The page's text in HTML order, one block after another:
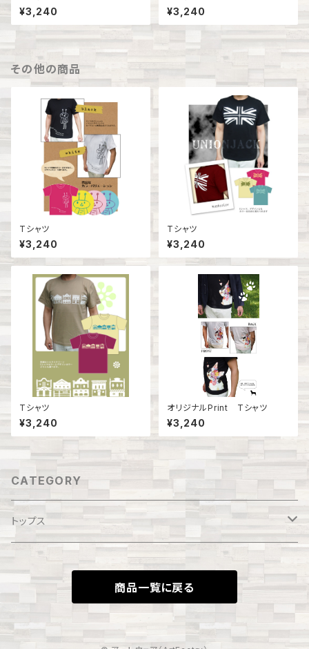
¥3,240 ¥3,240
その他の商品
Tシャツ
¥3,240
Tシャツ
¥3,240
Tシャツ
¥3,240
オリジナルPrint Tシャツ
¥3,240
CATEGORY
トップス
商品一覧に戻る